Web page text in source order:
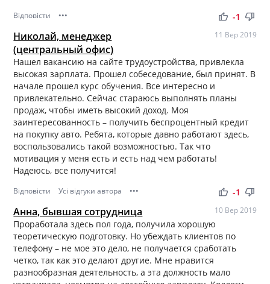
Відповісти ••• thumb_up thumb_down
-1
Николай, менеджер
(центральный офис)
11 Вер 2019
Нашел вакансию на сайте трудоустройства, привлекла
высокая зарплата. Прошел собеседование, был принят. В
начале прошел курс обучения. Все интересно и
привлекательно. Сейчас стараюсь выполнять планы
продаж, чтобы иметь высокий доход. Моя
заинтересованность – получить беспроцентный кредит
на покупку авто. Ребята, которые давно работают здесь,
воспользовались такой возможностью. Так что
мотивация у меня есть и есть над чем работать!
Надеюсь, все получится!
Відповісти Усі відгуки автора ••• thumb_up thumb_down
-1
Анна, бывшая сотрудница 10 Вер 2019
Проработала здесь пол года, получила хорошую
теоретическую подготовку. Но убеждать клиентов по
телефону – не мое это дело, не получается сработать
четко, так как это делают другие. Мне нравится
разнообразная деятельность, а эта должность мало